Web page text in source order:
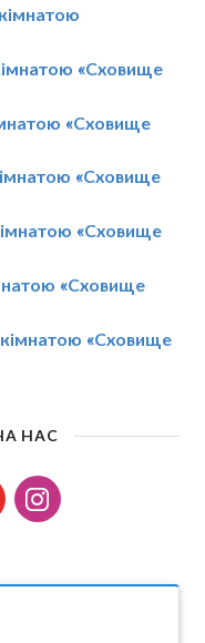
«Сховище
«Сховище
«Сховище
«Сховище
«Сховище
«Сховище
НАС